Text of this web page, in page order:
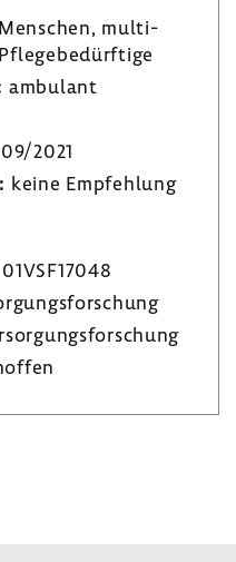
multi­
ambu­lant
2021
keine Empfeh­lung
01VSF17048